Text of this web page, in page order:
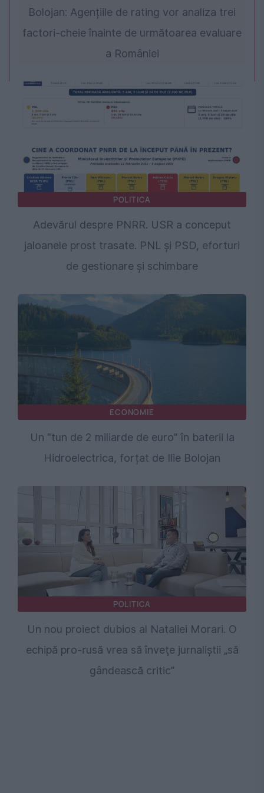
Bolojan: Agențiile de rating vor analiza trei
factori-cheie înainte de următoarea evaluare
a României
POLITICA
Adevărul despre PNRR. USR a conceput
jaloanele prost trasate. PNL și PSD, eforturi
de gestionare și schimbare
ECONOMIE
Un "tun de 2 miliarde de euro" în baterii la
Hidroelectrica, forțat de Ilie Bolojan
POLITICA
Un nou proiect dubios al Nataliei Morari. O
echipă pro-rusă vrea să înveţe jurnaliştii „să
gândească critic”